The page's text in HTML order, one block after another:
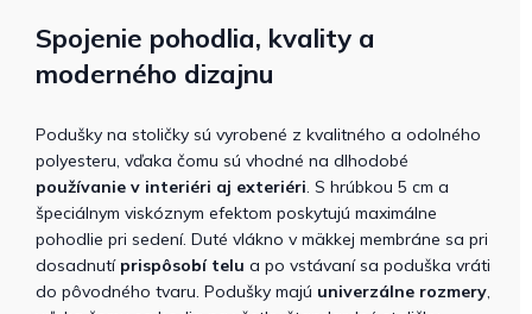
Spojenie pohodlia, kvality a
moderného dizajnu
Podušky na stoličky sú vyrobené z kvalitného a odolného
polyesteru, vďaka čomu sú vhodné na dlhodobé
používanie v interiéri aj exteriéri S hrúbkou 5 cm a
špeciálnym viskóznym efektom poskytujú maximálne
pohodlie pri sedení. Duté vlákno v mäkkej membráne sa pri
dosadnutí prispôsobí telu a po vstávaní sa poduška vráti
do pôvodného tvaru. Podušky majú univerzálne rozmery